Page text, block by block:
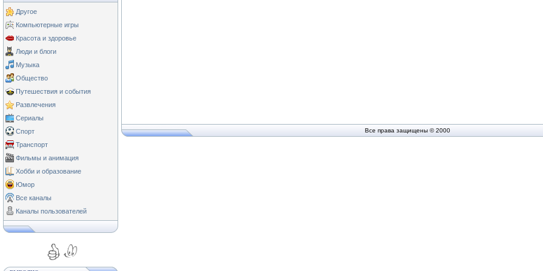
Другое
Компьютерные игры
Красота и здоровье
Люди и блоги
Музыка
Общество
Путешествия и события
Развлечения
Сериалы
Спорт
Транспорт
Фильмы и анимация
Хобби и образование
Юмор
Все каналы
Каналы пользователей
Все права защищены © 2000